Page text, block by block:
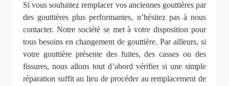
Si vous souhaitez remplacer vos anciennes gouttières par
des gouttières plus performantes, n’hésitez pas à nous
contacter. Notre société se met à votre disposition pour
tous besoins en changement de gouttière. Par ailleurs, si
votre gouttière présente des fuites, des casses ou des
fissures, nous allons tout d’abord vérifier si une simple
réparation suffit au lieu de procéder au remplacement de